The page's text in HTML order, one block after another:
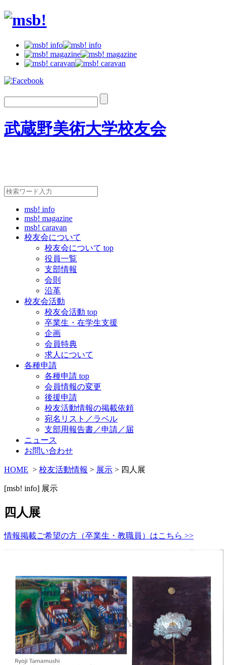
武蔵野美術大学校友会
msb! info
msb! magazine
msb! caravan
校友会について
校友会について top
役員一覧
支部情報
会則
沿革
校友会活動
校友会活動 top
卒業生・在学生支援
企画
会員特典
求人について
各種申請
各種申請 top
会員情報の変更
後援申請
校友活動情報の掲載依頼
宛名リスト／ラベル
支部用報告書／申請／届
ニュース
お問い合わせ
HOME > 校友活動情報 > 展示 > 四人展
[msb! info] 展示
四人展
情報掲載ご希望の方（卒業生・教職員）はこちら >>